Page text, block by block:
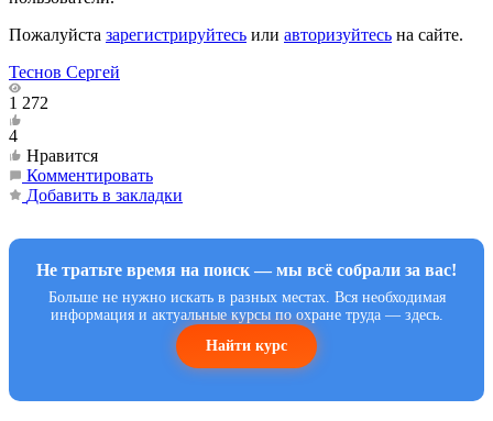
Пожалуйста зарегистрируйтесь или авторизуйтесь на сайте.
Теснов Сергей
1 272
4
Нравится
Комментировать
Добавить в закладки
Не тратьте время на поиск — мы всё собрали за вас!
Больше не нужно искать в разных местах. Вся необходимая
информация и актуальные курсы по охране труда — здесь.
Найти курс